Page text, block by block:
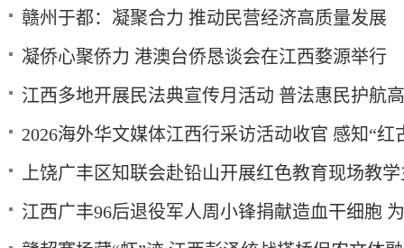
赣州于都：凝聚合力 推动民营经济高质量发展
凝侨心聚侨力 港澳台侨恳谈会在江西婺源举行
江西多地开展民法典宣传月活动 普法惠民护航
2026海外华文媒体江西行采访活动收官 感知“红
上饶广丰区知联会赴铅山开展红色教育现场教
江西广丰96后退役军人周小锋捐献造血干细胞